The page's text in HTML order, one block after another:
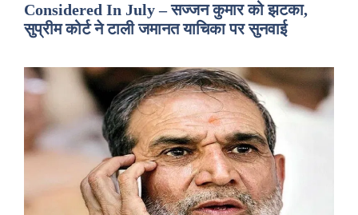
Considered In July – सज्जन कुमार को झटका,
सुप्रीम कोर्ट ने टाली जमानत याचिका पर सुनवाई